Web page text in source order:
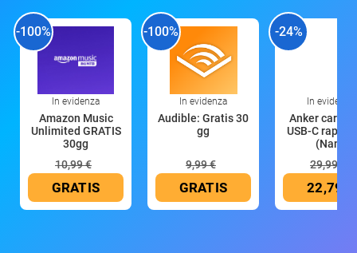
-100%
In evidenza
Amazon Music
Unlimited GRATIS
30gg
10,99 €
GRATIS
-100%
In evidenza
Audible: Gratis 30
gg
9,99 €
GRATIS
-24%
In evidenza
Anker
USB-C rapido
(Nano
29,99 €
22,79 €